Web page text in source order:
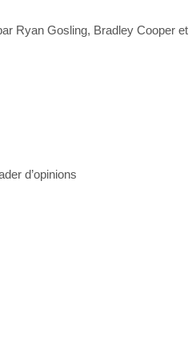
Ryan Gosling, Bradley Cooper et
d’opinions